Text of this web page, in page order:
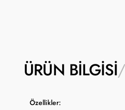
ÜRÜN BILGISI
Özellikler: